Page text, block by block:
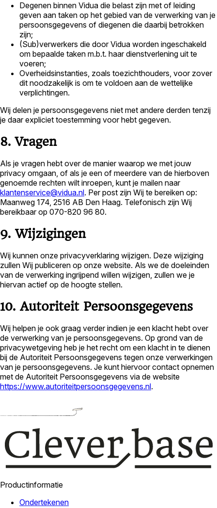
Degenen binnen Vidua die belast zijn met of leiding
geven aan taken op het gebied van de verwerking van je
persoonsgegevens of diegenen die daarbij betrokken
zijn;
(Sub)verwerkers die door Vidua worden ingeschakeld
om bepaalde taken m.b.t. haar dienstverlening uit te
voeren;
Overheidsinstanties, zoals toezichthouders, voor zover
dit noodzakelijk is om te voldoen aan de wettelijke
verplichtingen.
Wij delen je persoonsgegevens niet met andere derden tenzij
je daar expliciet toestemming voor hebt gegeven.
8. Vragen
Als je vragen hebt over de manier waarop we met jouw
privacy omgaan, of als je een of meerdere van de hierboven
genoemde rechten wilt inroepen, kunt je mailen naar
klantenservice@vidua.nl. Per post zijn Wij te bereiken op:
Maanweg 174, 2516 AB Den Haag. Telefonisch zijn Wij
bereikbaar op 070-820 96 80.
9. Wijzigingen
Wij kunnen onze privacyverklaring wijzigen. Deze wijziging
zullen Wij publiceren op onze website. Als we de doeleinden
van de verwerking ingrijpend willen wijzigen, zullen we je
hiervan actief op de hoogte stellen.
10. Autoriteit Persoonsgegevens
Wij helpen je ook graag verder indien je een klacht hebt over
de verwerking van je persoonsgegevens. Op grond van de
privacywetgeving heb je het recht om een klacht in te dienen
bij de Autoriteit Persoonsgegevens tegen onze verwerkingen
van je persoonsgegevens. Je kunt hiervoor contact opnemen
met de Autoriteit Persoonsgegevens via de website
https://www.autoriteitpersoonsgegevens.nl.
Productinformatie
Ondertekenen